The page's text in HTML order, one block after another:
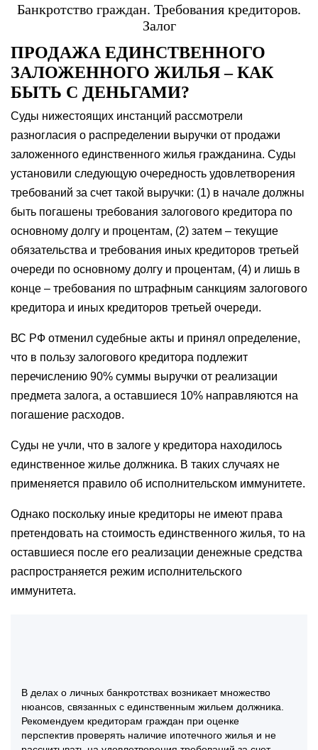
Банкротство граждан. Требования кредиторов.
Залог
ПРОДАЖА ЕДИНСТВЕННОГО
ЗАЛОЖЕННОГО ЖИЛЬЯ – КАК
БЫТЬ С ДЕНЬГАМИ?
Суды нижестоящих инстанций рассмотрели
разногласия о распределении выручки от продажи
заложенного единственного жилья гражданина. Суды
установили следующую очередность удовлетворения
требований за счет такой выручки: (1) в начале должны
быть погашены требования залогового кредитора по
основному долгу и процентам, (2) затем – текущие
обязательства и требования иных кредиторов третьей
очереди по основному долгу и процентам, (4) и лишь в
конце – требования по штрафным санкциям залогового
кредитора и иных кредиторов третьей очереди.
ВС РФ отменил судебные акты и принял определение,
что в пользу залогового кредитора подлежит
перечислению 90% суммы выручки от реализации
предмета залога, а оставшиеся 10% направляются на
погашение расходов.
Суды не учли, что в залоге у кредитора находилось
единственное жилье должника. В таких случаях не
применяется правило об исполнительском иммунитете.
Однако поскольку иные кредиторы не имеют права
претендовать на стоимость единственного жилья, то на
оставшиеся после его реализации денежные средства
распространяется режим исполнительского
иммунитета.
В делах о личных банкротствах возникает множество
нюансов, связанных с единственным жильем должника.
Рекомендуем кредиторам граждан при оценке
перспектив проверять наличие ипотечного жилья и не